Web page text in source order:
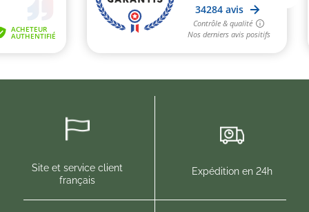
Site et service client
français
Expédition en 24h